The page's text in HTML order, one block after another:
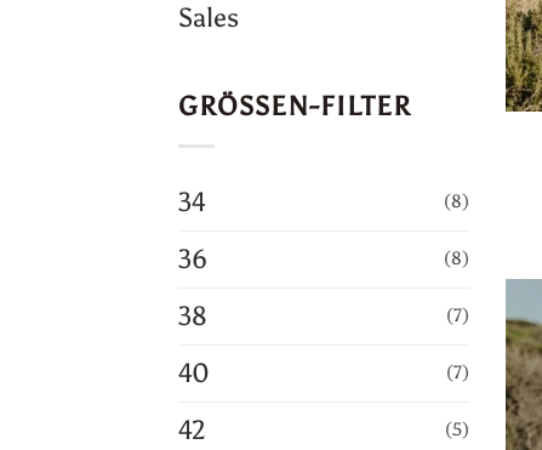
Sales
GRÖSSEN-FILTER
34 (8)
36 (8)
38 (7)
40 (7)
42 (5)